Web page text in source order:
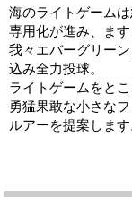
海のライトゲーム
専用化が進み、ま
我々エバーグリー
込み全力投球。
ライトゲームをとこ
勇猛果敢な小さな
ルアーを提案します